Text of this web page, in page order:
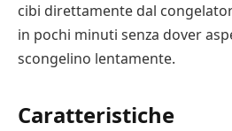
cibi direttamente dal
in pochi minuti senza dover
scongelino lentamente.
Caratteristiche